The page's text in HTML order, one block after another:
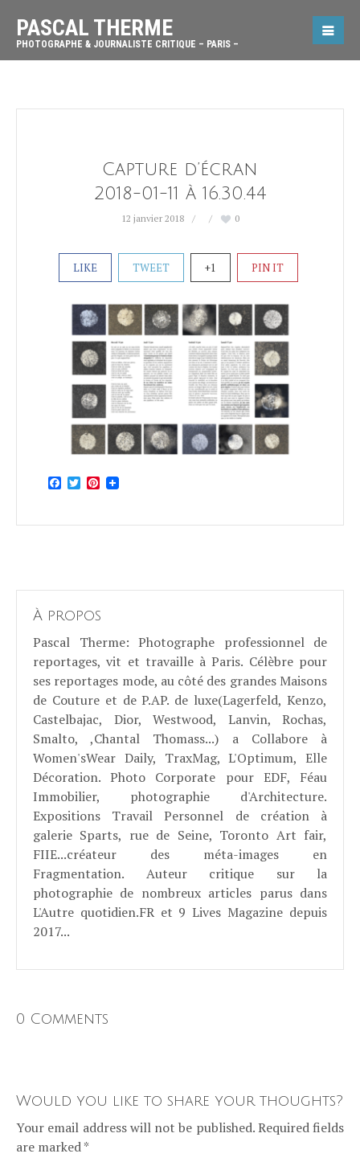
PASCAL THERME
PHOTOGRAPHE & JOURNALISTE CRITIQUE – PARIS –
Capture d’écran
2018-01-11 à 16.30.44
12 janvier 2018 0
LIKE TWEET +1 PIN IT
Facebook
TwitterPinterest
À propos
Pascal Therme: Photographe professionnel de
reportages, vit et travaille à Paris. Célèbre pour
ses reportages mode, au côté des grandes Maisons
de Couture et de P.AP. de luxe(Lagerfeld, Kenzo,
Castelbajac, Dior, Westwood, Lanvin, Rochas,
Smalto, ,Chantal Thomass...) a Collabore à
Women'sWear Daily, TraxMag, L'Optimum, Elle
Décoration. Photo Corporate pour EDF, Féau
Immobilier, photographie d'Architecture.
Expositions Travail Personnel de création à
galerie Sparts, rue de Seine, Toronto Art fair,
FIIE...créateur des méta-images en
Fragmentation. Auteur critique sur la
photographie de nombreux articles parus dans
L'Autre quotidien.FR et 9 Lives Magazine depuis
2017...
0 Comments
Would you like to share your thoughts?
Your email address will not be published. Required fields
are marked *